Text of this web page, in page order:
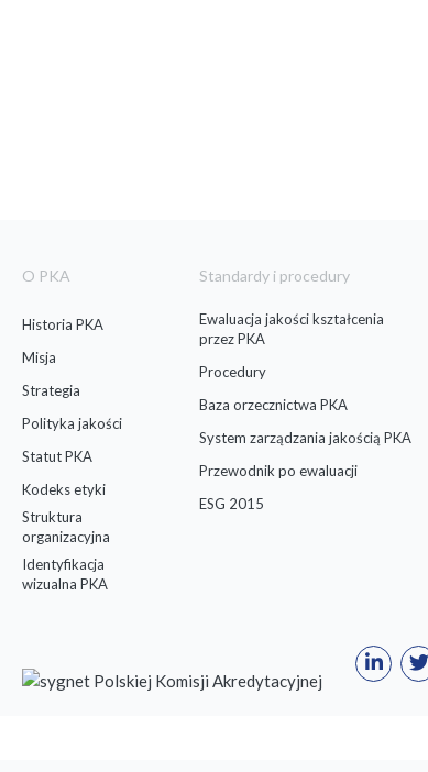
O PKA
Historia PKA
Misja
Strategia
Polityka jakości
Statut PKA
Kodeks etyki
Struktura
organizacyjna
Identyfikacja
wizualna PKA
Standardy i procedury
Ewaluacja jakości kształcenia
przez PKA
Procedury
Baza orzecznictwa PKA
System zarządzania jakością PKA
Przewodnik po ewaluacji
ESG 2015